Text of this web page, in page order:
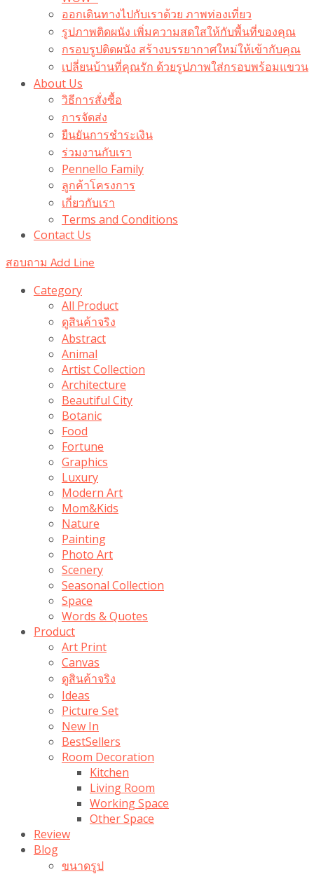
ออกเดินทางไปกับเราด้วย ภาพท่องเที่ยว
รูปภาพติดผนัง เพิ่มความสดใสให้กับพื้นที่ของคุณ
กรอบรูปติดผนัง สร้างบรรยากาศใหม่ให้เข้ากับคุณ
เปลี่ยนบ้านที่คุณรัก ด้วยรูปภาพใส่กรอบพร้อมแขวน​
About Us
วิธีการสั่งซื้อ
การจัดส่ง
ยืนยันการชำระเงิน
ร่วมงานกับเรา
Pennello Family
ลูกค้าโครงการ
เกี่ยวกับเรา
Terms and Conditions
Contact Us
สอบถาม Add Line
Category
All Product
ดูสินค้าจริง
Abstract
Animal
Artist Collection
Architecture
Beautiful City
Botanic
Food
Fortune
Graphics
Luxury
Modern Art
Mom&Kids
Nature
Painting
Photo Art
Scenery
Seasonal Collection
Space
Words & Quotes
Product
Art Print
Canvas
ดูสินค้าจริง
Ideas
Picture Set
New In
BestSellers
Room Decoration
Kitchen
Living Room
Working Space
Other Space
Review
Blog
ขนาดรูป